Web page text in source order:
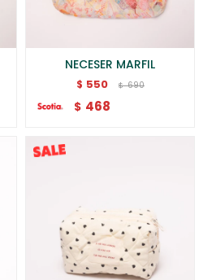
NECESER MARFIL
$ 550 $ 690
$ 468